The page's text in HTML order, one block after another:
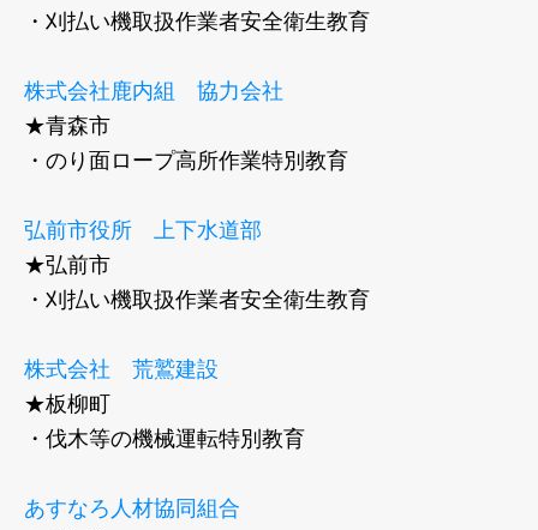
・刈払い機取扱作業者安全衛生教育
株式会社鹿内組 協力会社
★青森市
・のり面ロープ高所作業特別教育
弘前市役所 上下水道部
★弘前市
・刈払い機取扱作業者安全衛生教育
株式会社 荒鷲建設
★板柳町
・伐木等の機械運転特別教育
あすなろ人材協同組合